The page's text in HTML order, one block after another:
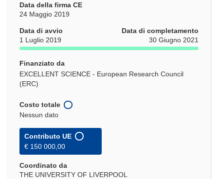
Data della firma CE
24 Maggio 2019
Data di avvio
1 Luglio 2019
Data di completamento
30 Giugno 2021
Finanziato da
EXCELLENT SCIENCE - European Research Council
(ERC)
Costo totale
Nessun dato
Contributo UE
€ 150 000,00
Coordinato da
THE UNIVERSITY OF LIVERPOOL